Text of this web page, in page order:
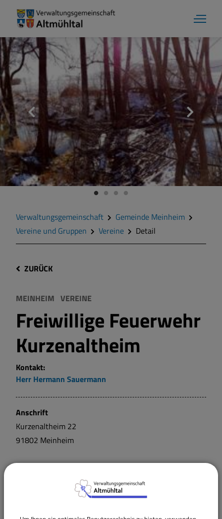
Verwaltungsgemeinschaft
Gemeinde Meinheim
Vereine und Gruppen
Vereine Detail
ZURÜCK
MEINHEIM VEREINE
Freiwillige Feuerwehr
Kurzenaltheim
Kontakt:
Herr Hermann Sauermann
Anschrift
Kurzenaltheim 22
91802 Meinheim